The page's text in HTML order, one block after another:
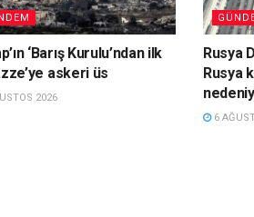
‘Barış Kurulu’ndan ilk
askeri üs
2026
Rusya
Rusya
6